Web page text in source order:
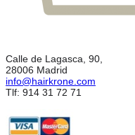
Calle de Lagasca, 90,
28006 Madrid
info@hairkrone.com
Tlf: 914 31 72 71